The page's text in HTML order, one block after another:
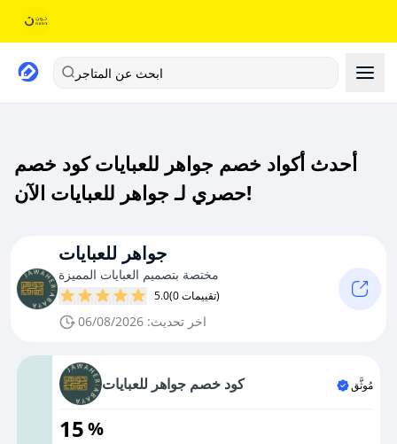
ابحث عن المتاجر
أحدث أكواد خصم جواهر للعبايات كود خصم
حصري لـ جواهر للعبايات الآن!
جواهر للعبايات
مختصة بتصميم العبايات المميزة
5.0 (0 تقييمات)
اخر تحديث: 06/08/2026
كود خصم جواهر للعبايات مُوثَّق
15%